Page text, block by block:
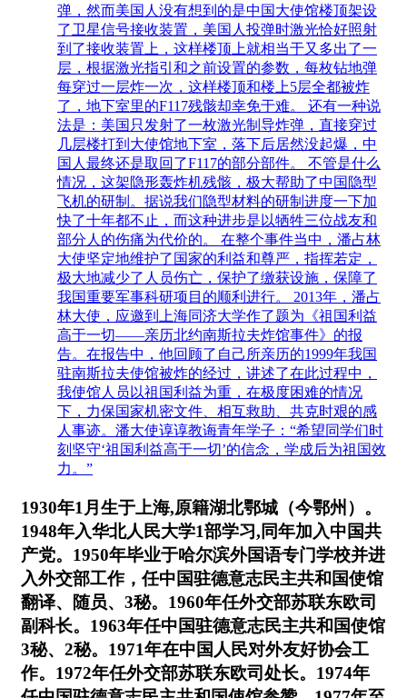
弹，然而美国人没有想到的是中国大使馆楼顶架设
了卫星信号接收装置，美国人投弹时激光恰好照射
到了接收装置上，这样楼顶上就相当于又多出了一
层，根据激光指引和之前设置的参数，每枚钻地弹
每穿过一层炸一次，这样楼顶和楼上5层全都被炸
了，地下室里的F117残骸却幸免于难。 还有一种说
法是：美国只发射了一枚激光制导炸弹，直接穿过
几层楼打到大使馆地下室，落下后居然没起爆，中
国人最终还是取回了F117的部分部件。 不管是什么
情况，这架隐形轰炸机残骸，极大帮助了中国隐型
飞机的研制。据说我们隐型材料的研制进度一下加
快了十年都不止，而这种进步是以牺牲三位战友和
部分人的伤痛为代价的。 在整个事件当中，潘占林
大使坚定地维护了国家的利益和尊严，指挥若定，
极大地减少了人员伤亡，保护了缴获设施，保障了
我国重要军事科研项目的顺利进行。 2013年，潘占
林大使，应邀到上海同济大学作了题为《祖国利益
高于一切——亲历北约南斯拉夫炸馆事件》的报
告。在报告中，他回顾了自己所亲历的1999年我国
驻南斯拉夫使馆被炸的经过，讲述了在此过程中，
我使馆人员以祖国利益为重，在极度困难的情况
下，力保国家机密文件、相互救助、共克时艰的感
人事迹。潘大使谆谆教诲青年学子：“希望同学们时
刻坚守‘祖国利益高于一切’的信念，学成后为祖国效
力。”
1930年1月生于上海,原籍湖北鄂城（今鄂州）。
1948年入华北人民大学1部学习,同年加入中国共
产党。1950年毕业于哈尔滨外国语专门学校并进
入外交部工作，任中国驻德意志民主共和国使馆
翻译、随员、3秘。1960年任外交部苏联东欧司
副科长。1963年任中国驻德意志民主共和国使馆
3秘、2秘。1971年在中国人民对外友好协会工
作。1972年任外交部苏联东欧司处长。1974年